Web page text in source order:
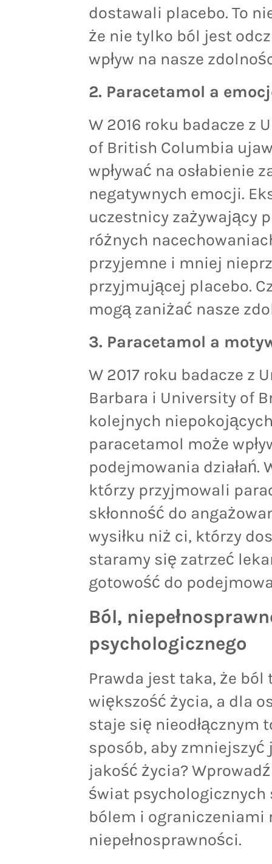
dostawali placebo. To
że nie tylko ból jest
wpływ na nasze
2. Paracetamol a
W 2016 roku badacze z
of British Columbia
wpływać na osłabienie
negatywnych emocji.
uczestnicy zażywający
różnych
przyjemne i mniej
przyjmującej placebo.
mogą zaniżać nasze
3. Paracetamol a
W 2017 roku badacze z
Barbara i University of
kolejnych
paracetamol może
podejmowania działań.
którzy przyjmowali
skłonność do
wysiłku niż ci, którzy
staramy się zatrzeć
gotowość do
Ból,
psychologicznego
Prawda jest taka, że ból
większość życia, a dla
staje się nieodłącznym
sposób, aby zmniejszyć
jakość życia?
świat
bólem i
niepełnosprawności.